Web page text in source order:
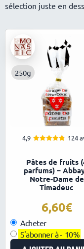
sélection juste en
250g
4,9 124
Pâtes de fruits
parfums) –
Notre-Dame de
Timadeuc
6,60
Acheter
S'abonner à - 10%